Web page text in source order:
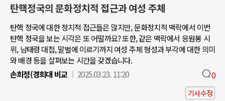
탄핵정국의 문화정치적 접근과 여성 주체
탄핵 정국에 대한 정치적 접근들은 많지만, 문화정치적 맥락에서 이번
탄핵 정국을 보는 시각은 또 어떨까요? 또한, 같은 맥락에서 응원봉 시
위, 남태령 대첩, 말벌에 이르기까지 여성 주체 형성과 부각에 대한 의미
와 배경 등을 살펴보는 시간을 갖겠습니다.
손희정(경희대 비교
2025.03.23. 11:20 0
기사수정